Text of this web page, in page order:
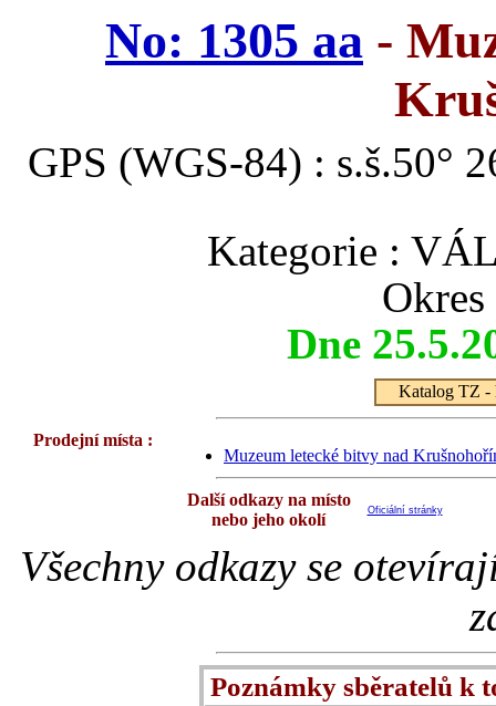
No: 1305 aa -
GPS (WGS-84) : s.š.50°
Kategorie :
Dne
Katalog TZ -
Prodejní místa :
Muzeum letecké bitvy nad
Další odkazy na místo
nebo jeho okolí
Oficiální stránky
Všechny odkazy se
Poznámky sběratelů k